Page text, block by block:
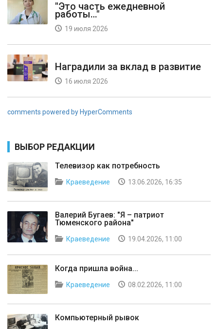
"Это часть ежедневной
работы…"
19 июля 2026
Наградили за вклад в развитие
16 июля 2026
comments powered by HyperComments
ВЫБОР РЕДАКЦИИ
Телевизор как потребность
Краеведение 13.06.2026, 16:35
Валерий Бугаев: "Я – патриот
Тюменского района"
Краеведение 19.04.2026, 11:00
Когда пришла война...
Краеведение 08.02.2026, 11:00
Компьютерный рывок